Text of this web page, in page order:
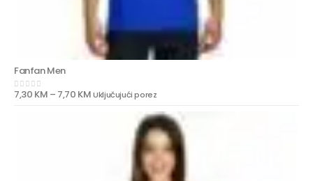
Fanfan Men
0 out of 5
7,30 KM – 7,70 KMUključujući porez